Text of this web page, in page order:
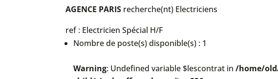
AGENCE PARIS recherche(nt) Electriciens
ref : Electricien Spécial H/F
Nombre de poste(s) disponible(s) : 1
Warning: Undefined variable $lescontrat in/home/